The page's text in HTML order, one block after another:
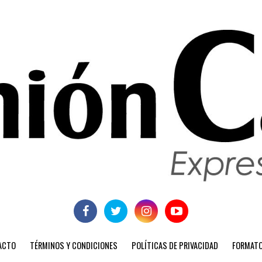
TÉRMINOS Y CONDICIONES POLÍTICAS DE PRIVACIDAD